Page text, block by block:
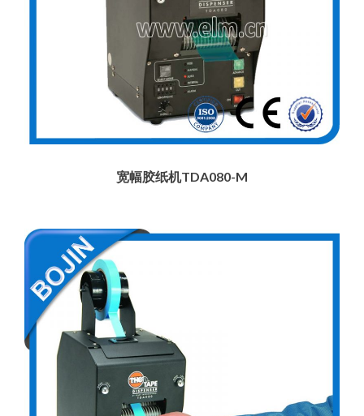
宽幅胶纸机TDA080-M